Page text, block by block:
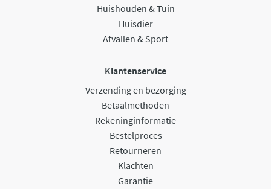
Huishouden & Tuin
Huisdier
Afvallen & Sport
Klantenservice
Verzending en bezorging
Betaalmethoden
Rekeninginformatie
Bestelproces
Retourneren
Klachten
Garantie